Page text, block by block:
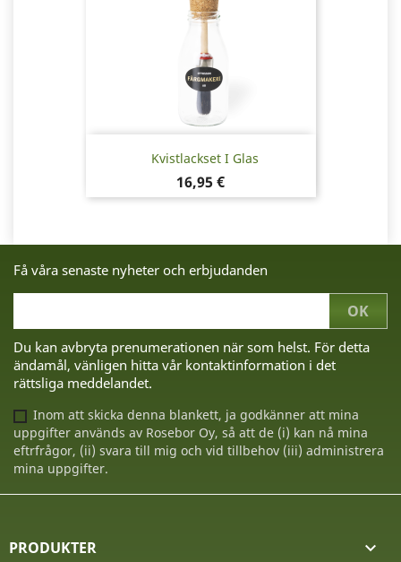
Kvistlackset I Glas
Pris
16,95 €
Få våra senaste nyheter och erbjudanden
Du kan avbryta prenumerationen när som helst. För detta
ändamål, vänligen hitta vår kontaktinformation i det
rättsliga meddelandet.
Inom att skicka denna blankett, ja godkänner att mina
uppgifter används av Rosebor Oy, så att de (i) kan nå mina
eftrfrågor, (ii) svara till mig och vid tillbehov (iii) administrera
mina uppgifter.
PRODUKTER 